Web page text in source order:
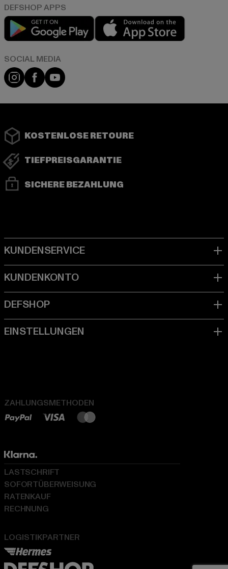
Play market
Instagram
FacebookYouTube
KOSTENLOSE RETOURE
TIEFPREISGARANTIE
SICHERE BEZAHLUNG
ZAHLUNGSMETHODEN
LOGISTIKPARTNER
LASTSCHRIFT
SOFORTÜBERWEISUNG
RATENKAUF
RECHNUNG